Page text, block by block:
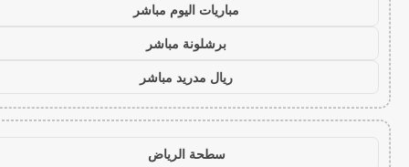
مباريات اليوم مباشر
برشلونة مباشر
ريال مدريد مباشر
سطحة الرياض